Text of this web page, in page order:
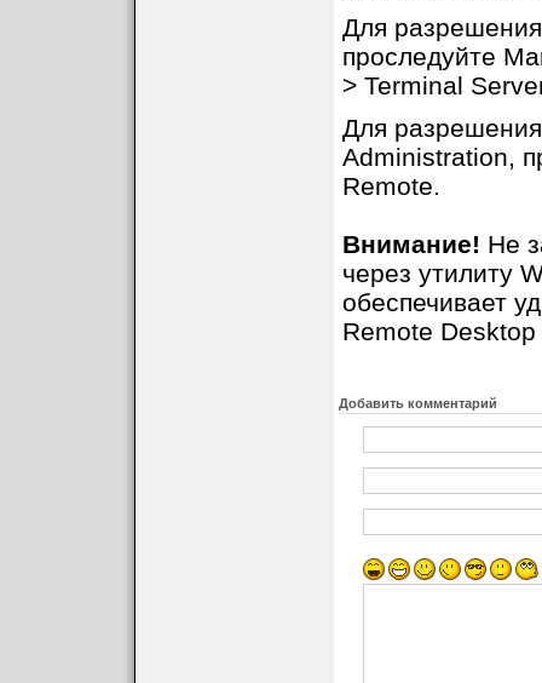
Для
проследуйте
> Terminal
Для
Administration,
Remote.
Внимание! Не
через утилиту
обеспечивает
Remote
Добавить комментарий